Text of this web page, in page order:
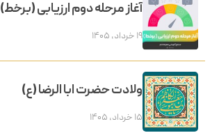
آغاز مرحله دوم ارزیابی (برخط)
۱۹ خرداد, ۱۴۰۵
ولادت حضرت ابا الرضا (ع)
۱۵ خرداد, ۱۴۰۵